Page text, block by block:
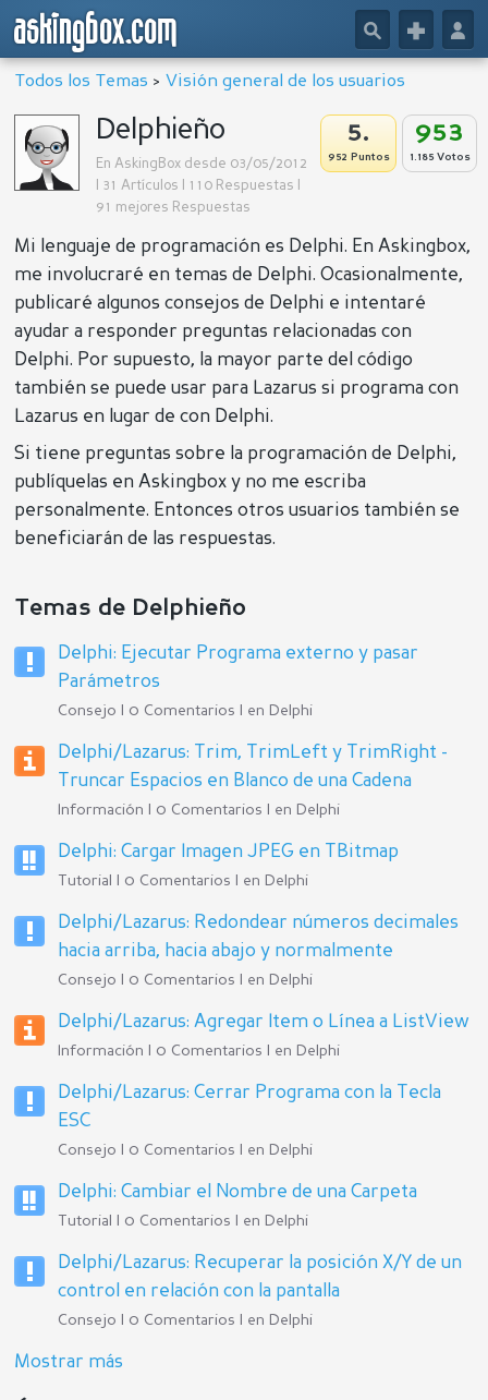
askingbox.com 👤
+
🔎
Todos los Temas > Visión general de los usuarios
953
1.185 Votos
5.
952 Puntos
Delphieño
En AskingBox desde 03/05/2012
| 31 Artículos | 110 Respuestas |
91 mejores Respuestas
Mi lenguaje de programación es Delphi. En Askingbox,
me involucraré en temas de Delphi. Ocasionalmente,
publicaré algunos consejos de Delphi e intentaré
ayudar a responder preguntas relacionadas con
Delphi. Por supuesto, la mayor parte del código
también se puede usar para Lazarus si programa con
Lazarus en lugar de con Delphi.
Si tiene preguntas sobre la programación de Delphi,
publíquelas en Askingbox y no me escriba
personalmente. Entonces otros usuarios también se
beneficiarán de las respuestas.
Temas de Delphieño
Delphi: Ejecutar Programa externo y pasar
Parámetros
Consejo | 0 Comentarios | en Delphi
Delphi/Lazarus: Trim, TrimLeft y TrimRight -
Truncar Espacios en Blanco de una Cadena
Información | 0 Comentarios | en Delphi
Delphi: Cargar Imagen JPEG en TBitmap
Tutorial | 0 Comentarios | en Delphi
Delphi/Lazarus: Redondear números decimales
hacia arriba, hacia abajo y normalmente
Consejo | 0 Comentarios | en Delphi
Delphi/Lazarus: Agregar Item o Línea a ListView
Información | 0 Comentarios | en Delphi
Delphi/Lazarus: Cerrar Programa con la Tecla
ESC
Consejo | 0 Comentarios | en Delphi
Delphi: Cambiar el Nombre de una Carpeta
Tutorial | 0 Comentarios | en Delphi
Delphi/Lazarus: Recuperar la posición X/Y de un
control en relación con la pantalla
Consejo | 0 Comentarios | en Delphi
Mostrar más